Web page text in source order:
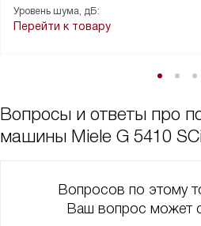
Уровень шума, дБ:
Перейти к товару
Вопросы и ответы про
машины Miele G 5410
Вопросов по этому
Ваш вопрос может